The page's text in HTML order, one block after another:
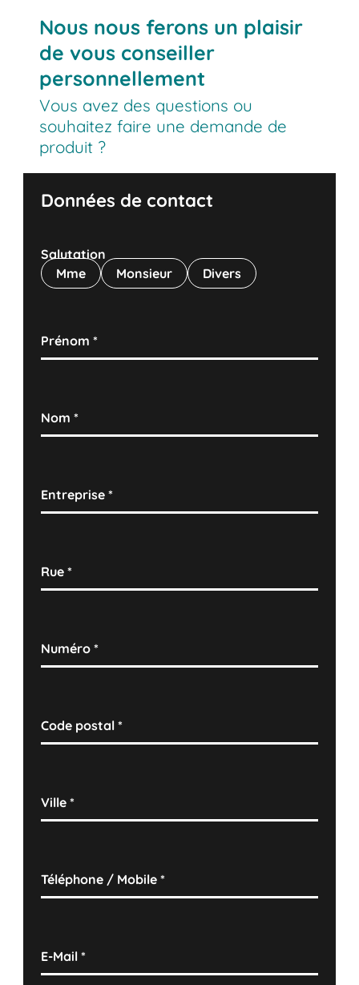
Nous nous ferons un plaisir
de vous conseiller
personnellement
Vous avez des questions ou
souhaitez faire une demande de
produit ?
Données de contact
Salutation
Mme
Monsieur Divers
Prénom*
Nom*
Entreprise*
Rue*
Numéro*
Code postal*
Ville*
Téléphone / Mobile*
E-Mail*